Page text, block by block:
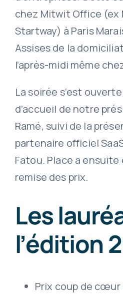
chez Mitwit Office (ex
Startway) à Paris
Assises de la
l’après-midi même
La soirée s’est
d’accueil de notre
Ramé, suivi de la
partenaire officiel
Fatou. Place a
remise des prix.
Les
l’édition
Prix coup de cœur